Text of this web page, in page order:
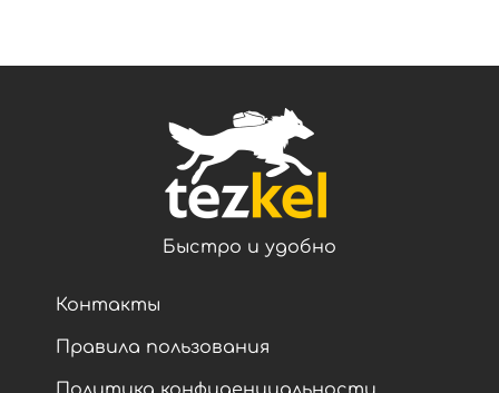
Быстро и удобно
Контакты
Правила пользования